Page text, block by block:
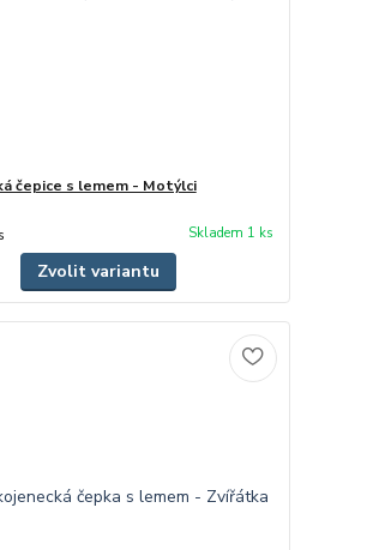
čepice s lemem - Motýlci
Skladem 1 ks
Zvolit variantu